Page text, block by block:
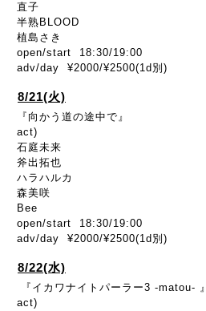
直子
半熟BLOOD
植島さき
open/start 18:30/19:00
adv/day ¥2000/¥2500(1d別)
8/21(火)
『向かう道の途中で』
act)
石庭未来
斧出拓也
ハラハルカ
森美咲
Bee
open/start 18:30/19:00
adv/day ¥2000/¥2500(1d別)
8/22(水)
『イカワナイトパーラー3 -matou- 』
act)